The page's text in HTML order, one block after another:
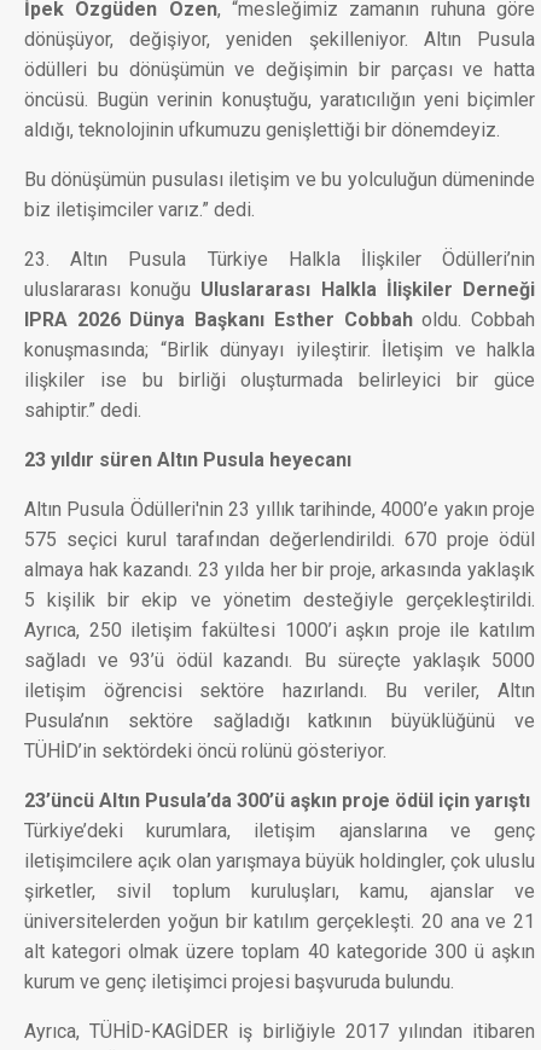
İpek Özgüden Özen, “mesleğimiz zamanın ruhuna göre
dönüşüyor, değişiyor, yeniden şekilleniyor. Altın Pusula
ödülleri bu dönüşümün ve değişimin bir parçası ve hatta
öncüsü. Bugün verinin konuştuğu, yaratıcılığın yeni biçimler
aldığı, teknolojinin ufkumuzu genişlettiği bir dönemdeyiz.
Bu dönüşümün pusulası iletişim ve bu yolculuğun dümeninde
biz iletişimciler varız.” dedi.
23. Altın Pusula Türkiye Halkla İlişkiler Ödülleri’nin
uluslararası konuğu Uluslararası Halkla İlişkiler Derneği
IPRA 2026 Dünya Başkanı Esther Cobbaholdu. Cobbah
konuşmasında; “Birlik dünyayı iyileştirir. İletişim ve halkla
ilişkiler ise bu birliği oluşturmada belirleyici bir güce
sahiptir.” dedi.
23 yıldır süren Altın Pusula heyecanı
Altın Pusula Ödülleri'nin 23 yıllık tarihinde, 4000’e yakın proje
575 seçici kurul tarafından değerlendirildi. 670 proje ödül
almaya hak kazandı. 23 yılda her bir proje, arkasında yaklaşık
5 kişilik bir ekip ve yönetim desteğiyle gerçekleştirildi.
Ayrıca, 250 iletişim fakültesi 1000’i aşkın proje ile katılım
sağladı ve 93’ü ödül kazandı. Bu süreçte yaklaşık 5000
iletişim öğrencisi sektöre hazırlandı. Bu veriler, Altın
Pusula’nın sektöre sağladığı katkının büyüklüğünü ve
TÜHİD’in sektördeki öncü rolünü gösteriyor.
23’üncü Altın Pusula’da 300’ü aşkın proje ödül için yarıştı
Türkiye’deki kurumlara, iletişim ajanslarına ve genç
iletişimcilere açık olan yarışmaya büyük holdingler, çok uluslu
şirketler, sivil toplum kuruluşları, kamu, ajanslar ve
üniversitelerden yoğun bir katılım gerçekleşti. 20 ana ve 21
alt kategori olmak üzere toplam 40 kategoride 300 ü aşkın
kurum ve genç iletişimci projesi başvuruda bulundu.
Ayrıca, TÜHİD-KAGİDER iş birliğiyle 2017 yılından itibaren